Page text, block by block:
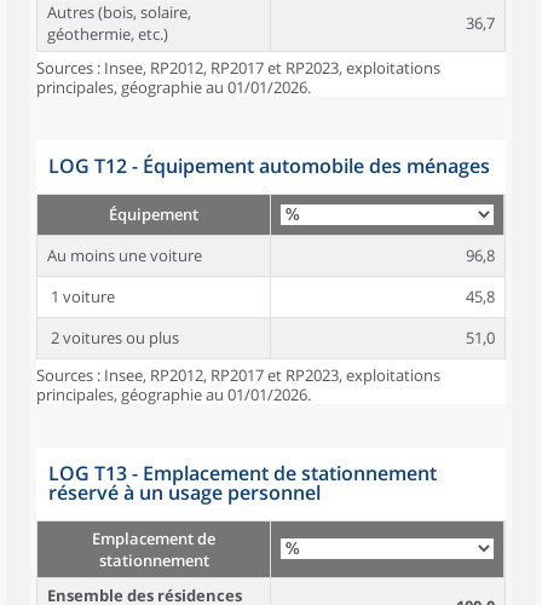
Autres (bois, solaire,
géothermie, etc.)
36,7
Sources : Insee, RP2012, RP2017 et RP2023, exploitations
principales, géographie au 01/01/2026.
LOG T12 - Équipement automobile des ménages
Équipement
Au moins une voiture
96,8
1 voiture
45,8
2 voitures ou plus
51,0
Sources : Insee, RP2012, RP2017 et RP2023, exploitations
principales, géographie au 01/01/2026.
LOG T13 - Emplacement de stationnement
réservé à un usage personnel
Emplacement de
stationnement
Ensemble des résidences